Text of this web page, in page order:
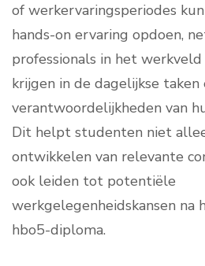
of werkervaringsperiodes
hands-on ervaring opdoen,
professionals in het
krijgen in de dagelijkse taken
verantwoordelijkheden van
Dit helpt studenten niet
ontwikkelen van relevante
ook leiden tot potentiële
werkgelegenheidskansen na
hbo5-diploma.